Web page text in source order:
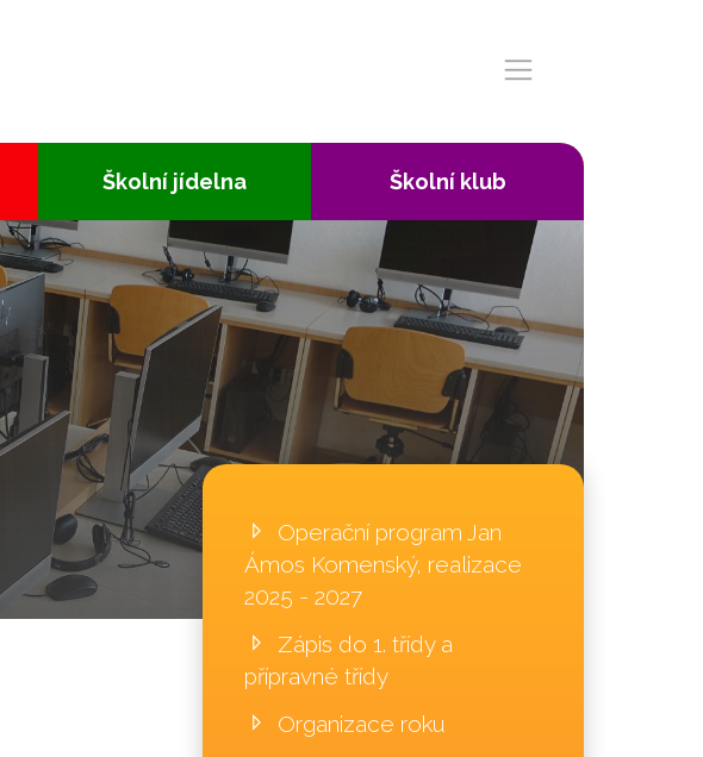
Školní jídelna Školní klub
Operační program Jan
Ámos Komenský, realizace
2025 - 2027
Zápis do 1. třídy a
přípravné třídy
Organizace roku